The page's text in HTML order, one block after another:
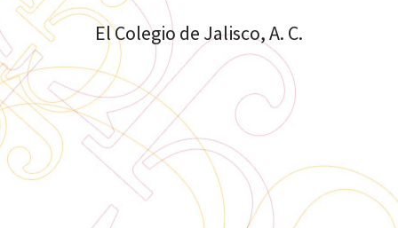
El Colegio de Jalisco, A. C.